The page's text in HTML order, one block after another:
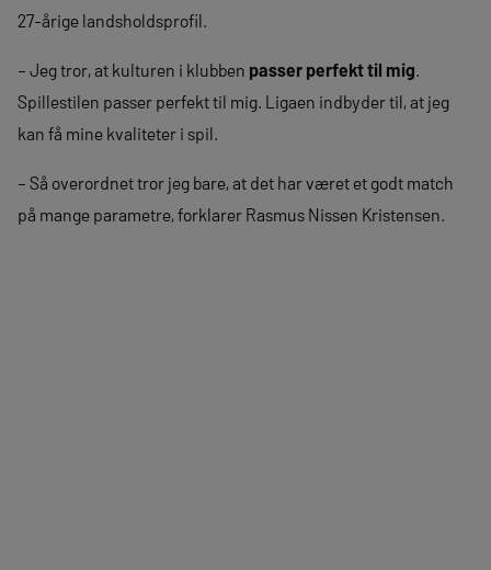
27-årige landsholdsprofil.
– Jeg tror, at kulturen i klubben passer perfekt til mig.
Spillestilen passer perfekt til mig. Ligaen indbyder til, at jeg
kan få mine kvaliteter i spil.
– Så overordnet tror jeg bare, at det har været et godt match
på mange parametre, forklarer Rasmus Nissen Kristensen.